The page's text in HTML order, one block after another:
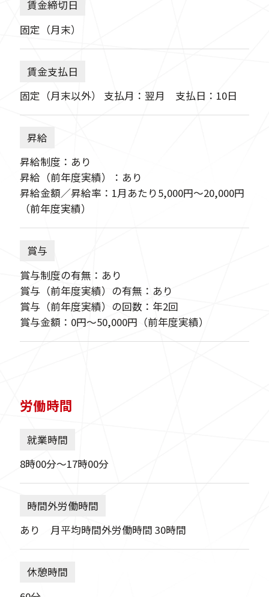
賃金締切日
固定（月末）
賃金支払日
固定（月末以外） 支払月：翌月 支払日：10日
昇給
昇給制度：あり
昇給（前年度実績）：あり
昇給金額／昇給率：1月あたり5,000円〜20,000円
（前年度実績）
賞与
賞与制度の有無：あり
賞与（前年度実績）の有無：あり
賞与（前年度実績）の回数：年2回
賞与金額：0円〜50,000円（前年度実績）
労働時間
就業時間
8時00分〜17時00分
時間外労働時間
あり 月平均時間外労働時間 30時間
休憩時間